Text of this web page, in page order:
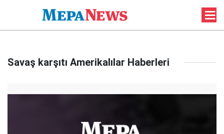
Savaş karşıtı Amerikalılar Haberleri